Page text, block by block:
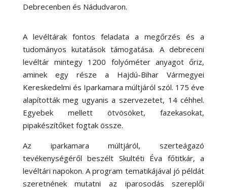
Debrecenben és Nádudvaron.
A levéltárak fontos feladata a megőrzés és a
tudományos kutatások támogatása. A debreceni
levéltár mintegy 1200 folyóméter anyagot őriz,
aminek egy része a Hajdú-Bihar Vármegyei
Kereskedelmi és Iparkamara múltjáról szól. 175 éve
alapították meg ugyanis a szervezetet, 14 céhhel.
Egyebek mellett ötvösöket, fazekasokat,
pipakészítőket fogtak össze.
Az iparkamara múltjáról, szerteágazó
tevékenységéről beszélt Skultéti Éva főtitkár, a
levéltári napokon. A program tematikájával jó példát
szeretnének mutatni az iparosodás szereplői